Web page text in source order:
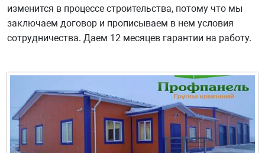
изменится в процессе строительства, потому что мы
заключаем договор и прописываем в нем условия
сотрудничества. Даем 12 месяцев гарантии на работу.